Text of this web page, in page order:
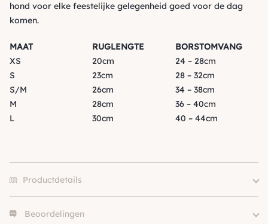
hond voor elke feestelijke gelegenheid goed voor de dag
komen.
MAAT RUGLENGTE
BORSTOMVANG
XS
20cm
24 – 28cm
S
23cm
28 – 32cm
S/M
26cm
34 – 38cm
M
28cm
36 – 40cm
L
30cm 40 – 44cm
Productdetails
Hondgrootte
Beoordelingen